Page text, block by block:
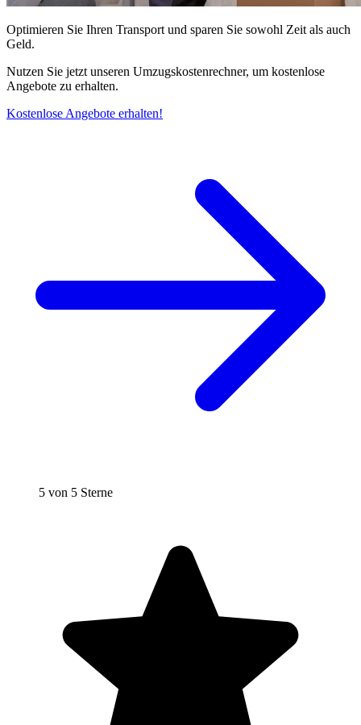
Optimieren Sie Ihren Transport und sparen Sie sowohl Zeit als auch
Geld.
Nutzen Sie jetzt unseren Umzugskostenrechner, um kostenlose
Angebote zu erhalten.
Kostenlose Angebote erhalten!
5 von 5 Sterne